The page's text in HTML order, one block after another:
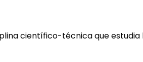
científico-técnica que